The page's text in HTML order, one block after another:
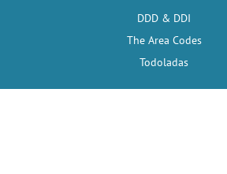
DDD & DDI
The Area Codes
Todoladas